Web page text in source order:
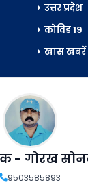
उत्तर प्रदेश
कोविड 19
खास खबरें
- गोरख
9503585893